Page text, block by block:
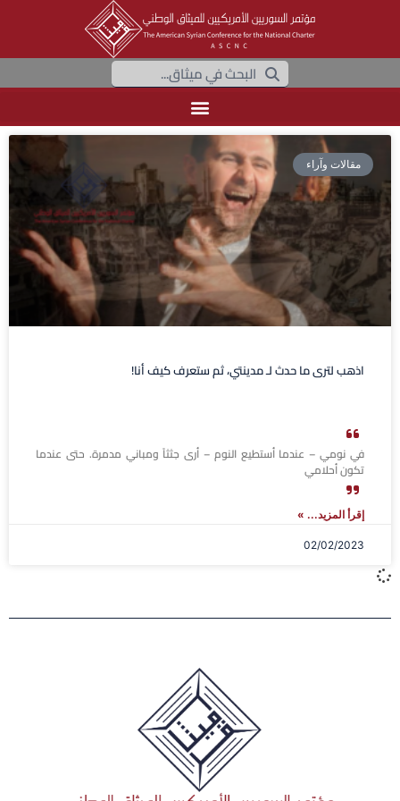
مقالات وآراء
اذهب لترى ما حدث لـ مدينتي، ثم ستعرف كيف أنا!
في نومي – عندما أستطيع النوم – أرى جثثاً ومباني مدمرة. حتى عندما
تكون أحلامي
إقرأ المزيد... »
02/02/2023